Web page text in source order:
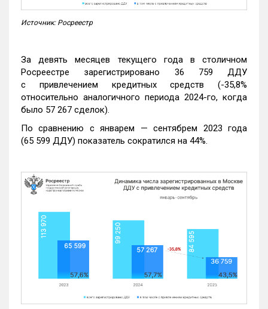
Источник: Росреестр
За девять месяцев текущего года в столичном
Росреестре зарегистрировано 36 759 ДДУ
с привлечением кредитных средств (-35,8%
относительно аналогичного периода 2024-го, когда
было 57 267 сделок).
По сравнению с январем — сентябрем 2023 года
(65 599 ДДУ) показатель сократился на 44%.